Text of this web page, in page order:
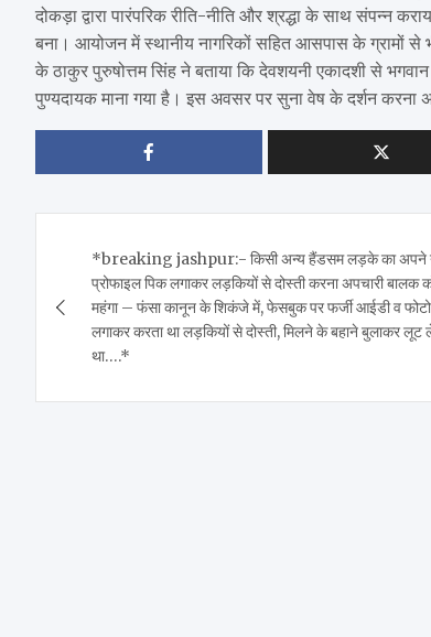
दोकड़ा द्वारा पारंपरिक रीति-नीति और श्रद्धा के साथ संपन्न
बना। आयोजन में स्थानीय नागरिकों सहित आसपास के ग्रामों से
के ठाकुर पुरुषोत्तम सिंह ने बताया कि देवशयनी एकादशी से
पुण्यदायक माना गया है। इस अवसर पर सुना वेष के दर्शन करना
navigation
*breaking jashpur:- किसी अन्य हैंडसम लड़के का अपने
प्रोफाइल पिक लगाकर लड़कियों से दोस्ती करना अपचारी बालक
महंगा – फंसा कानून के शिकंजे में, फेसबुक पर फर्जी आईडी व फोटो
लगाकर करता था लड़कियों से दोस्ती, मिलने के बहाने बुलाकर लूट
था….*